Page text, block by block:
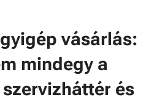
vásárlás:
mindegy a
és